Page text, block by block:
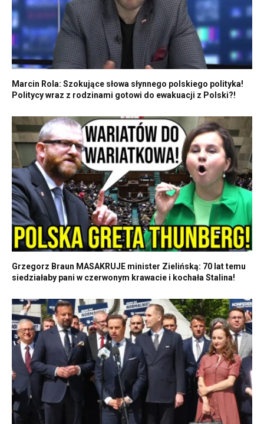
Marcin Rola: Szokujące słowa słynnego polskiego polityka!
Politycy wraz z rodzinami gotowi do ewakuacji z Polski?!
Grzegorz Braun MASAKRUJE minister Zielińską: 70 lat temu
siedziałaby pani w czerwonym krawacie i kochała Stalina!